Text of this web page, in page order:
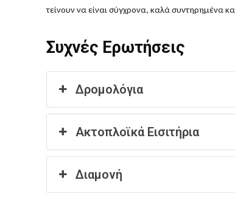
τείνουν να είναι σύγχρονα, καλά συντηρημένα
Συχνές Ερωτήσεις
Δρομολόγια
Ακτοπλοϊκά Εισιτήρια
Διαμονή